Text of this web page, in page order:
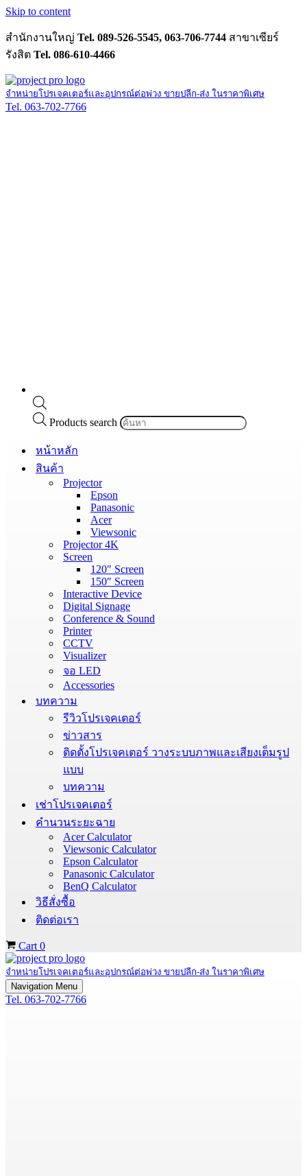
Skip to content
สำนักงานใหญ่ Tel. 089-526-5545, 063-706-7744 สาขาเซียร์
รังสิต Tel. 086-610-4466
จำหน่ายโปรเจคเตอร์และอุปกรณ์ต่อพ่วง ขายปลีก-ส่ง ในราคาพิเศษ
Tel. 063-702-7766
Products search
หน้าหลัก
สินค้า
Projector
Epson
Panasonic
Acer
Viewsonic
Projector 4K
Screen
120″ Screen
150″ Screen
Interactive Device
Digital Signage
Conference & Sound
Printer
CCTV
Visualizer
จอ LED
Accessories
บทความ
รีวิวโปรเจคเตอร์
ข่าวสาร
ติดตั้งโปรเจคเตอร์ วางระบบภาพและเสียงเต็มรูป
แบบ
บทความ
เช่าโปรเจคเตอร์
คำนวนระยะฉาย
Acer Calculator
Viewsonic Calculator
Epson Calculator
Panasonic Calculator
BenQ Calculator
วิธีสั่งซื้อ
ติดต่อเรา
Cart 0
จำหน่ายโปรเจคเตอร์และอุปกรณ์ต่อพ่วง ขายปลีก-ส่ง ในราคาพิเศษ
Navigation Menu
Tel. 063-702-7766